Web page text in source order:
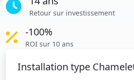
Retour sur investissement
-100%
ROI sur 10 ans
Installation type